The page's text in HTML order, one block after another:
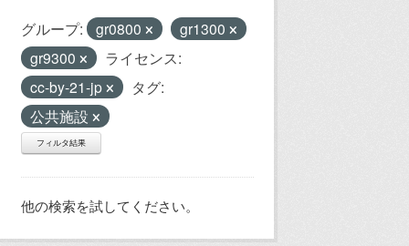
グループ: gr0800
gr1300
gr9300
ライセンス:
cc-by-21-jp
タグ:
公共施設
フィルタ結果
他の検索を試してください。